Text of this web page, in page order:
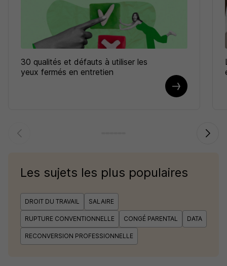
30 qualités et défauts à utiliser les
yeux fermés en entretien
Les sujets les plus populaires
DROIT DU TRAVAIL SALAIRE
RUPTURE CONVENTIONNELLE CONGÉ PARENTAL DATA
RECONVERSION PROFESSIONNELLE